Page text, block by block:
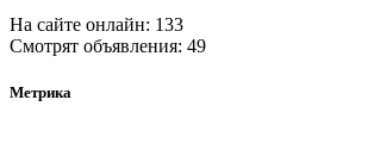
На сайте онлайн: 133
Смотрят объявления: 49
Метрика